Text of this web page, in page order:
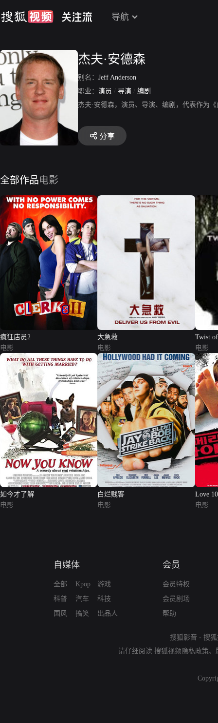
导航
杰夫·安德森
别名： Jeff Anderson
职业： 演员 / 导演 / 编剧
杰夫·安德森，演员、导演、编剧，代表作为
分享
全部作品电影
疯狂店员2
电影
大急救
电影
Twist
电影
如今才了解
电影
白烂贱客
电影
Love
电影
自媒体
全部
科普
国风
Kpop
汽车
搞笑
游戏
科技
出品人
会员
会员特权
会员剧场
帮助
搜狐影音 - 搜
请仔细阅读 搜狐视频隐私政策、